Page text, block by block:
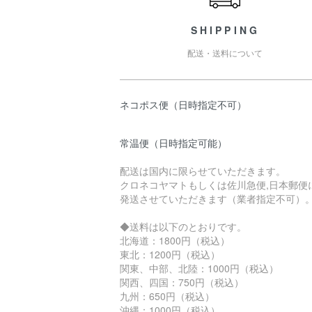
SHIPPING
配送・送料について
ネコポス便（日時指定不可）
常温便（日時指定可能）
配送は国内に限らせていただきます。
クロネコヤマトもしくは佐川急便,日本郵便
発送させていただきます（業者指定不可）。
◆送料は以下のとおりです。
北海道：1800円（税込）
東北：1200円（税込）
関東、中部、北陸：1000円（税込）
関西、四国：750円（税込）
九州：650円（税込）